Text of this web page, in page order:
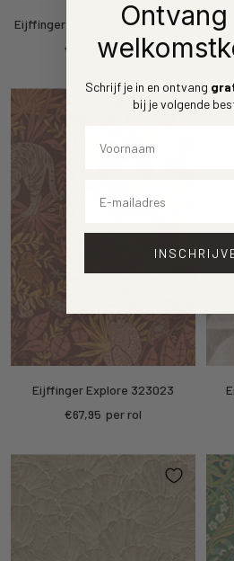
Eijffinger Riviera Maison 350530
Kortings
€97,95 per rol
Eijffinger Explore 323023
Kortings
€67,95 per rol
Ontvang
Schrijf je in en ontvang
bij je volgende